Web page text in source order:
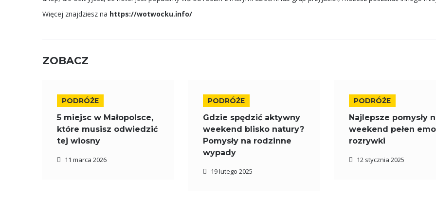
Więcej znajdziesz na https://wotwocku.info/
ZOBACZ
PODRÓŻE
5 miejsc w Małopolsce,
które musisz odwiedzić
tej wiosny
11 marca 2026
PODRÓŻE
Gdzie spędzić aktywny
weekend blisko natury?
Pomysły na rodzinne
wypady
19 lutego 2025
PODRÓŻE
Najlepsze pomysły
weekend pełen
rozrywki
12 stycznia 2025